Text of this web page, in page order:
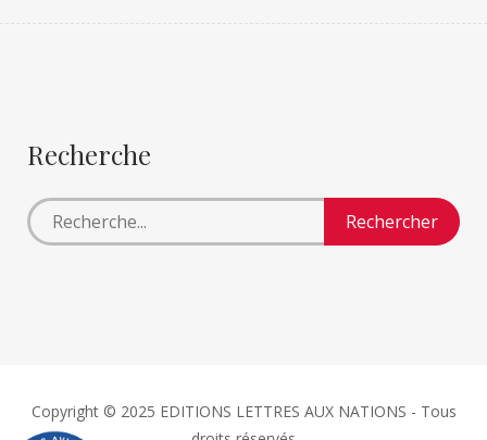
Recherche
Copyright © 2025 EDITIONS LETTRES AUX NATIONS - Tous